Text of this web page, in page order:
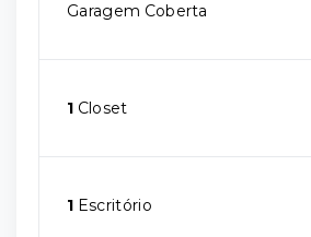
Garagem Coberta
1 Closet
1 Escritório